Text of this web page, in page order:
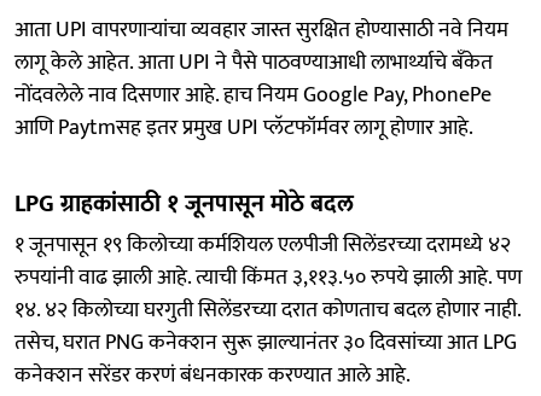
आता UPI वापरणाऱ्यांचा व्यवहार जास्त सुरक्षित होण्यासाठी नवे नियम
लागू केले आहेत. आता UPI ने पैसे पाठवण्याआधी लाभार्थ्याचे बॅंकेत
नोंदवलेले नाव दिसणार आहे. हाच नियम Google Pay, PhonePe
आणि Paytmसह इतर प्रमुख UPI प्लॅटफॉर्मवर लागू होणार आहे.
LPG ग्राहकांसाठी १ जूनपासून मोठे बदल
१ जूनपासून १९ किलोच्या कर्मशियल एलपीजी सिलेंडरच्या दरामध्ये ४२
रुपयांनी वाढ झाली आहे. त्याची किंमत ३,११३.५० रुपये झाली आहे. पण
१४. ४२ किलोच्या घरगुती सिलेंडरच्या दरात कोणताच बदल होणार नाही.
तसेच, घरात PNG कनेक्शन सुरू झाल्यानंतर ३० दिवसांच्या आत LPG
कनेक्शन सरेंडर करणं बंधनकारक करण्यात आले आहे.